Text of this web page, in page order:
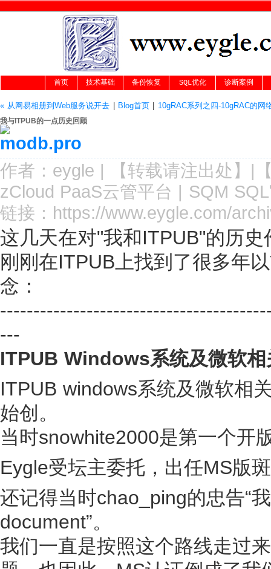
首页 技术基础 备份恢复 SQL优化 诊断案例
« 从网易相册到Web服务说开去 Blog首页| 10gRAC系列之四-10gRAC的网
我与ITPUB的一点历史回顾
作者： eygle | 【转载请注出处 】|
zCloud PaaS云管平台 | SQM
链接： https://www.eygle.com/
这几天在对"我和ITPUB"的历史
刚刚在ITPUB上找到了很多年
念：
---
ITPUB Windows系统及微软
ITPUB windows系统及微软相
始创。
当时snowhite2000是第一个开
Eygle受坛主委托，出任MS版
还记得当时chao_ping的忠告“
document”。
我们一直是按照这个路线走过